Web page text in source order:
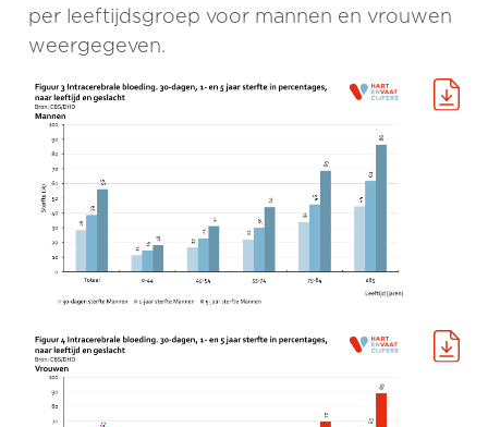
per leeftijdsgroep voor mannen en vrouwen
weergegeven.